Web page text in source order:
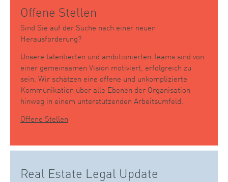
Offene Stellen
Sind Sie auf der Suche nach einer neuen
Herausforderung?
Unsere talentierten und ambitionierten Teams sind von
einer gemeinsamen Vision motiviert, erfolgreich zu
sein. Wir schätzen eine offene und unkomplizierte
Kommunikation über alle Ebenen der Organisation
hinweg in einem unterstützenden Arbeitsumfeld.
Offene Stellen
Real Estate Legal Update